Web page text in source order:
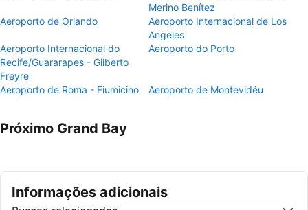
Merino Benítez
Aeroporto de Orlando
Aeroporto Internacional de Los
Angeles
Aeroporto Internacional do
Recife/Guararapes - Gilberto
Freyre
Aeroporto do Porto
Aeroporto de Roma - Fiumicino Aeroporto de Montevidéu
Próximo Grand Bay
Informações adicionais